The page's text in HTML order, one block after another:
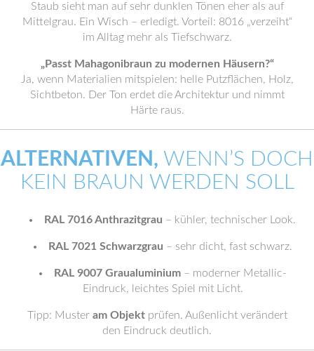
Staub sieht man auf sehr dunklen Tönen eher als auf
Mittelgrau. Ein Wisch – erledigt. Vorteil: 8016 „verzeiht“
im Alltag mehr als Tiefschwarz.
„Passt Mahagonibraun zu modernen Häusern?“
Ja, wenn Materialien mitspielen: helle Putzflächen, Holz,
Sichtbeton. Der Ton erdet die Architektur und nimmt
Härte raus.
ALTERNATIVEN, WENN’S DOCH
KEIN BRAUN WERDEN SOLL
RAL 7016 Anthrazitgrau – kühler, technischer Look.
RAL 7021 Schwarzgrau – sehr dicht, fast schwarz.
RAL 9007 Graualuminium– moderner Metallic-
Eindruck, leichtes Spiel mit Licht.
Tipp: Muster am Objektprüfen. Außenlicht verändert
den Eindruck deutlich.